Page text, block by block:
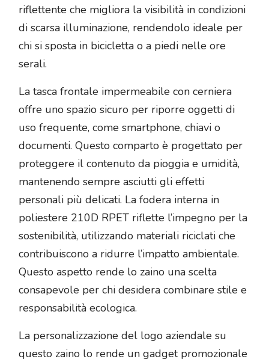
riflettente che migliora la visibilità in condizioni
di scarsa illuminazione, rendendolo ideale per
chi si sposta in bicicletta o a piedi nelle ore
serali.
La tasca frontale impermeabile con cerniera
offre uno spazio sicuro per riporre oggetti di
uso frequente, come smartphone, chiavi o
documenti. Questo comparto è progettato per
proteggere il contenuto da pioggia e umidità,
mantenendo sempre asciutti gli effetti
personali più delicati. La fodera interna in
poliestere 210D RPET riflette l’impegno per la
sostenibilità, utilizzando materiali riciclati che
contribuiscono a ridurre l’impatto ambientale.
Questo aspetto rende lo zaino una scelta
consapevole per chi desidera combinare stile e
responsabilità ecologica.
La personalizzazione del logo aziendale su
questo zaino lo rende un gadget promozionale